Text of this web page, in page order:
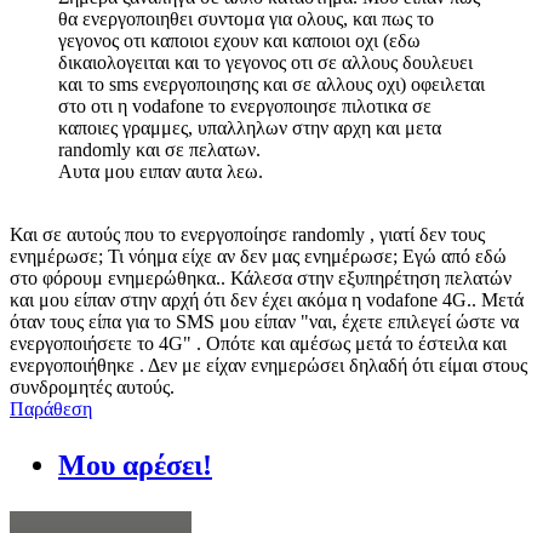
θα ενεργοποιηθει συντομα για ολους, και πως το
γεγονος οτι καποιοι εχουν και καποιοι οχι (εδω
δικαιολογειται και το γεγονος οτι σε αλλους δουλευει
και το sms ενεργοποιησης και σε αλλους οχι) οφειλεται
στο οτι η vodafone το ενεργοποιησε πιλοτικα σε
καποιες γραμμες, υπαλληλων στην αρχη και μετα
randomly και σε πελατων.
Αυτα μου ειπαν αυτα λεω.
Και σε αυτούς που το ενεργοποίησε randomly , γιατί δεν τους
ενημέρωσε; Τι νόημα είχε αν δεν μας ενημέρωσε; Εγώ από εδώ
στο φόρουμ ενημερώθηκα.. Κάλεσα στην εξυπηρέτηση πελατών
και μου είπαν στην αρχή ότι δεν έχει ακόμα η vodafone 4G.. Μετά
όταν τους είπα για το SMS μου είπαν "ναι, έχετε επιλεγεί ώστε να
ενεργοποιήσετε το 4G" . Οπότε και αμέσως μετά το έστειλα και
ενεργοποιήθηκε . Δεν με είχαν ενημερώσει δηλαδή ότι είμαι στους
συνδρομητές αυτούς.
Παράθεση
Μου αρέσει!